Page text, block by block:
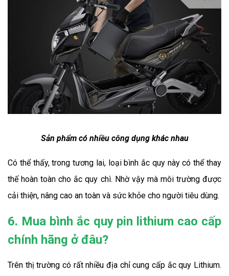
Sản phẩm có nhiều công dụng khác nhau
Có thể thấy, trong tương lai, loại bình ắc quy này có thể thay
thế hoàn toàn cho ắc quy chì. Nhờ vậy mà môi trường được
cải thiện, nâng cao an toàn và sức khỏe cho người tiêu dùng.
6. Mua bình ắc quy pin lithium cao cấp
chính hãng ở đâu?
Trên thị trường có rất nhiều địa chỉ cung cấp ắc quy Lithium.